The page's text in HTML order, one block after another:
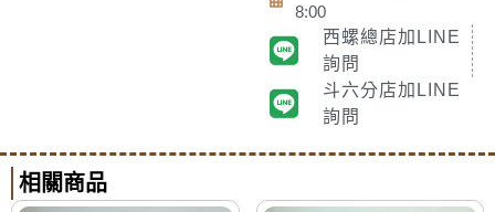
8:00
西螺總店加LINE
詢問
斗六分店加LINE
詢問
相關商品